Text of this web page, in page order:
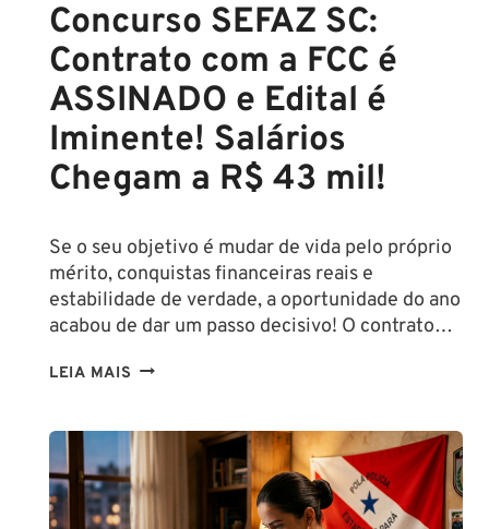
Concurso SEFAZ SC:
Contrato com a FCC é
ASSINADO e Edital é
Iminente! Salários
Chegam a R$ 43 mil!
Se o seu objetivo é mudar de vida pelo próprio
mérito, conquistas financeiras reais e
estabilidade de verdade, a oportunidade do ano
acabou de dar um passo decisivo! O contrato…
LEIA MAIS CONCURSO
CONTRATO
COM
A